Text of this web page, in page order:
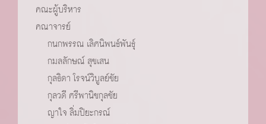
คณะผู้บริหาร
คณาจารย์
กนกพรรณ เลิศนิพนธ์พันธุ์
กมลลักษณ์ สุขเสน
กุลธิดา โรจน์วิบูลย์ชัย
กุลวดี ศรีพานิชกุลชัย
ญาใจ ลิ่มปิยะกรณ์